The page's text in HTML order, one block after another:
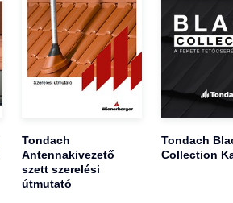
Tondach
Antennakivezető
szett szerelési
útmutató
Tondach
Collection